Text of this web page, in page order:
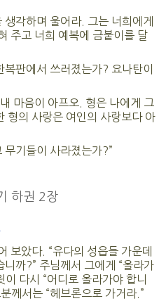
각하며 울어라. 그는 너희에게
주고 너희 예복에 금붙이를 달
판에서 쓰러졌는가? 요나탄이
마음이 아프오. 형은 나에게 그
형의 사랑은 여인의 사랑보다 아
무기들이 사라졌는가?”
하권 2장
보았다. “유다의 성읍들 가운데
까?” 주님께서 그에게 “올라가
다시 “어디로 올라가야 합니
께서는 “헤브론으로 가거라.”